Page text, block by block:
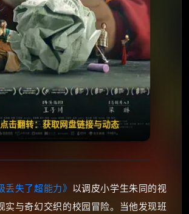
击翻转：获取网盘链接与动态
红包
丢失了超能力》 以调皮小学生朱同的视
实与奇幻交织的校园冒险。当他发现班